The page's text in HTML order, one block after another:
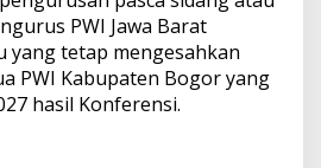
PWI Jawa Barat
yang tetap mengesahkan
PWI Kabupaten Bogor yang
hasil Konferensi.